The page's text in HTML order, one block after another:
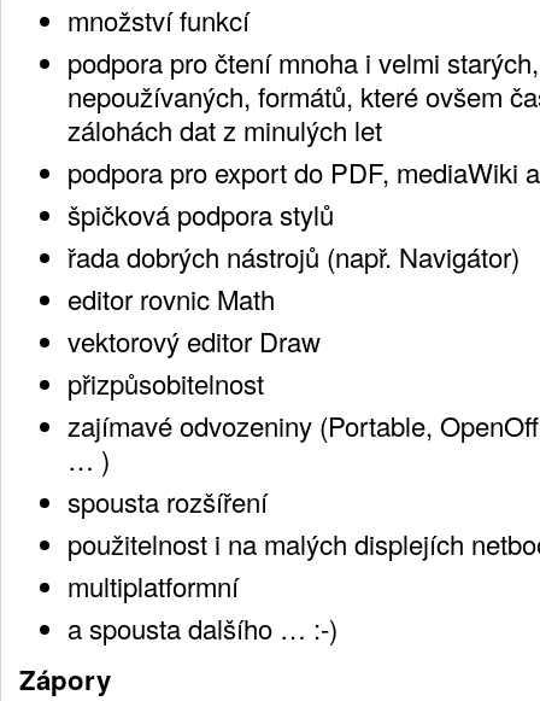
množství funkcí
podpora pro čtení mnoha i velmi
nepoužívaných, formátů, které ovšem
zálohách dat z minulých let
podpora pro export do PDF, mediaWiki
špičková podpora stylů
řada dobrých nástrojů (např. Navigátor)
editor rovnic Math
vektorový editor Draw
přizpůsobitelnost
zajímavé odvozeniny (Portable,
… )
spousta rozšíření
použitelnost i na malých displejích
multiplatformní
a spousta dalšího … :-)
Zápory